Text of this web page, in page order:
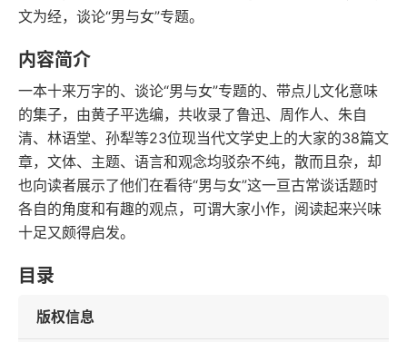
发行日期
文为经，谈论“男与女”专题。
内容简介
一本十来万字的、谈论“男与女”专题的、带点儿文化意味
的集子，由黄子平选编，共收录了鲁迅、周作人、朱自
清、林语堂、孙犁等23位现当代文学史上的大家的38篇文
章，文体、主题、语言和观念均驳杂不纯，散而且杂，却
也向读者展示了他们在看待“男与女”这一亘古常谈话题时
各自的角度和有趣的观点，可谓大家小作，阅读起来兴味
十足又颇得启发。
目录
版权信息